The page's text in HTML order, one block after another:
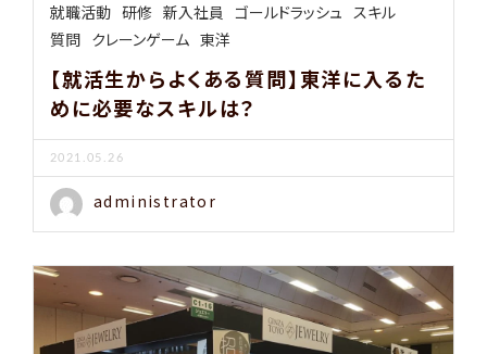
就職活動 研修 新入社員 ゴールドラッシュ スキル
質問 クレーンゲーム 東洋
【就活生からよくある質問】東洋に入るた
めに必要なスキルは？
2021.05.26
administrator